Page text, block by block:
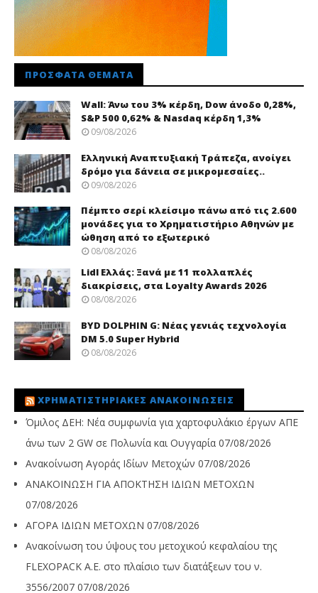
ΠΡΌΣΦΑΤΑ ΘΈΜΑΤΑ
Wall: Άνω του 3% κέρδη, Dow άνοδο 0,28%,
S&P 500 0,62% & Nasdaq κέρδη 1,3%
09/08/2026
Ελληνική Αναπτυξιακή Τράπεζα, ανοίγει
δρόμο για δάνεια σε μικρομεσαίες..
09/08/2026
Πέμπτο σερί κλείσιμο πάνω από τις 2.600
μονάδες για το Χρηματιστήριο Αθηνών με
ώθηση από το εξωτερικό
08/08/2026
Lidl Ελλάς: Ξανά με 11 πολλαπλές
διακρίσεις, στα Loyalty Awards 2026
08/08/2026
BYD DOLPHIN G: Νέας γενιάς τεχνολογία
DM 5.0 Super Hybrid
08/08/2026
ΧΡΗΜΑΤΙΣΤΗΡΙΑΚΈΣ ΑΝΑΚΟΙΝΏΣΕΙΣ
Όμιλος ΔΕΗ: Νέα συμφωνία για χαρτοφυλάκιο έργων ΑΠΕ
άνω των 2 GW σε Πολωνία και Ουγγαρία 07/08/2026
Ανακοίνωση Αγοράς Ιδίων Μετοχών 07/08/2026
ΑΝΑΚΟΙΝΩΣΗ ΓΙΑ ΑΠΟΚΤΗΣΗ ΙΔΙΩΝ ΜΕΤΟΧΩΝ
07/08/2026
ΑΓΟΡΑ ΙΔΙΩΝ ΜΕΤΟΧΩΝ 07/08/2026
Ανακοίνωση του ύψους του μετοχικού κεφαλαίου της
FLEXOPACK A.E. στο πλαίσιο των διατάξεων του ν.
3556/2007 07/08/2026